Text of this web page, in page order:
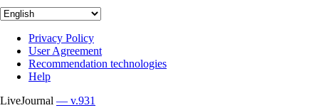
Privacy Policy
User Agreement
Recommendation technologies
Help
LiveJournal — v.931